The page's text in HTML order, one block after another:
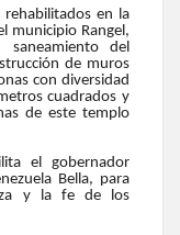
en la
municipio Rangel,
saneamiento del
de muros
con diversidad
cuadrados y
de este templo
el gobernador
Bella, para
y la fe de los